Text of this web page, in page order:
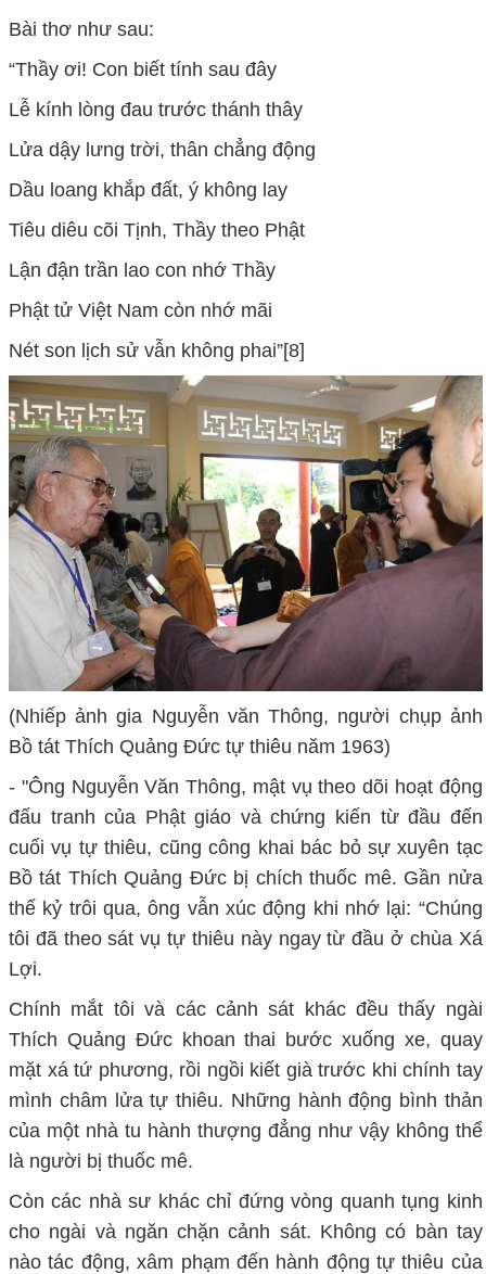
Bài thơ như sau:
“Thầy ơi! Con biết tính sau đây
Lễ kính lòng đau trước thánh thây
Lửa dậy lưng trời, thân chẳng động
Dầu loang khắp đất, ý không lay
Tiêu diêu cõi Tịnh, Thầy theo Phật
Lận đận trần lao con nhớ Thầy
Phật tử Việt Nam còn nhớ mãi
Nét son lịch sử vẫn không phai”[8]
(Nhiếp ảnh gia Nguyễn văn Thông, người chụp ảnh
Bồ tát Thích Quảng Đức tự thiêu năm 1963)
- "Ông Nguyễn Văn Thông, mật vụ theo dõi hoạt động
đấu tranh của Phật giáo và chứng kiến từ đầu đến
cuối vụ tự thiêu, cũng công khai bác bỏ sự xuyên tạc
Bồ tát Thích Quảng Đức bị chích thuốc mê. Gần nửa
thế kỷ trôi qua, ông vẫn xúc động khi nhớ lại: “Chúng
tôi đã theo sát vụ tự thiêu này ngay từ đầu ở chùa Xá
Lợi.
Chính mắt tôi và các cảnh sát khác đều thấy ngài
Thích Quảng Đức khoan thai bước xuống xe, quay
mặt xá tứ phương, rồi ngồi kiết già trước khi chính tay
mình châm lửa tự thiêu. Những hành động bình thản
của một nhà tu hành thượng đẳng như vậy không thể
là người bị thuốc mê.
Còn các nhà sư khác chỉ đứng vòng quanh tụng kinh
cho ngài và ngăn chặn cảnh sát. Không có bàn tay
nào tác động, xâm phạm đến hành động tự thiêu của